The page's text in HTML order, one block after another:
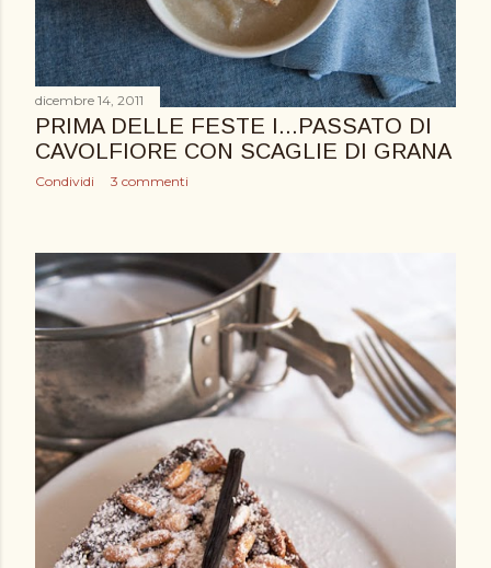
dicembre 14, 2011
PRIMA DELLE FESTE I...PASSATO DI
CAVOLFIORE CON SCAGLIE DI GRANA
Condividi 3 commenti